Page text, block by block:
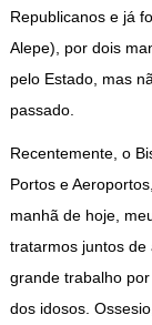
Republicanos e já
Alepe), por dois
pelo Estado, mas
passado.
Recentemente, o
Portos e
manhã de hoje,
tratarmos juntos de
grande trabalho
dos idosos.